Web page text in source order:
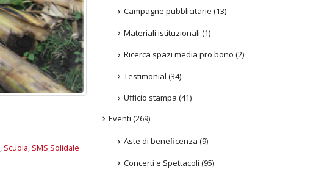
, Scuola, SMS Solidale
Campagne pubblicitarie (13)
Materiali istituzionali (1)
Ricerca spazi media pro bono (2)
Testimonial (34)
Ufficio stampa (41)
Eventi (269)
Aste di beneficenza (9)
Concerti e Spettacoli (95)